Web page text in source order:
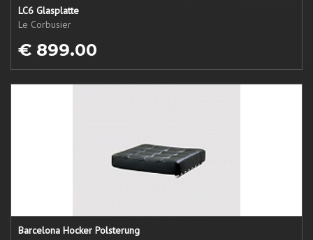
LC6 Glasplatte
Le Corbusier
€ 899.00
Barcelona Hocker Polsterung